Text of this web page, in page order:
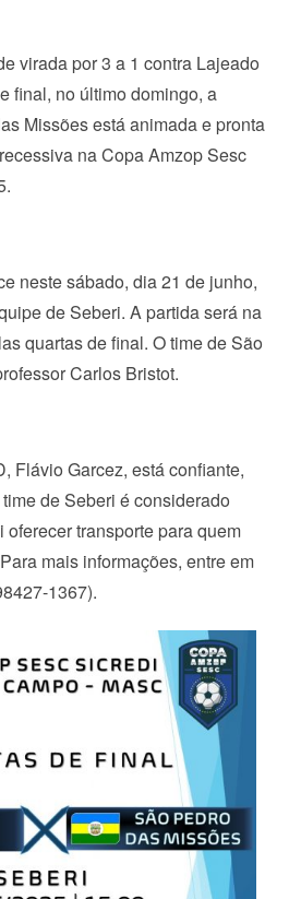
virada por 3 a 1 contra Lajeado
final, no último domingo, a
Missões está animada e pronta
na Copa Amzop Sesc
neste sábado, dia 21 de junho,
de Seberi. A partida será na
quartas de final. O time de São
Carlos Bristot.
Flávio Garcez, está confiante,
de Seberi é considerado
oferecer transporte para quem
mais informações, entre em
1367).